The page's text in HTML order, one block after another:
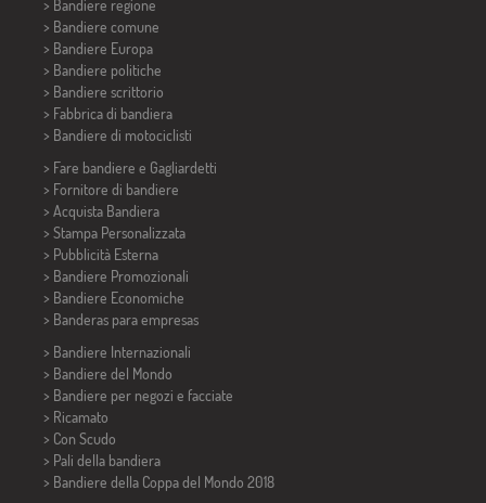
> Bandiere regione
> Bandiere comune
> Bandiere Europa
> Bandiere politiche
> Bandiere scrittorio
> Fabbrica di bandiera
> Bandiere di motociclisti
> Fare bandiere e Gagliardetti
> Fornitore di bandiere
> Acquista Bandiera
> Stampa Personalizzata
> Pubblicità Esterna
> Bandiere Promozionali
> Bandiere Economiche
> Banderas para empresas
> Bandiere Internazionali
> Bandiere del Mondo
> Bandiere per negozi e facciate
> Ricamato
> Con Scudo
> Pali della bandiera
> Bandiere della Coppa del Mondo 2018